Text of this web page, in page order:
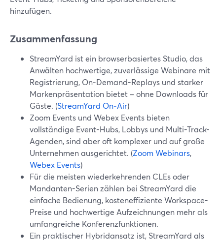
hinzufügen.
Zusammenfassung
StreamYard ist ein browserbasiertes Studio, das
Anwälten hochwertige, zuverlässige Webinare mit
Registrierung, On‑Demand-Replays und starker
Markenpräsentation bietet – ohne Downloads für
Gäste. (StreamYard On‑Air)
Zoom Events und Webex Events bieten
vollständige Event-Hubs, Lobbys und Multi-Track-
Agenden, sind aber oft komplexer und auf große
Unternehmen ausgerichtet. (Zoom Webinars,
Webex Events)
Für die meisten wiederkehrenden CLEs oder
Mandanten-Serien zählen bei StreamYard die
einfache Bedienung, kosteneffiziente Workspace-
Preise und hochwertige Aufzeichnungen mehr als
umfangreiche Konferenzfunktionen.
Ein praktischer Hybridansatz ist, StreamYard als